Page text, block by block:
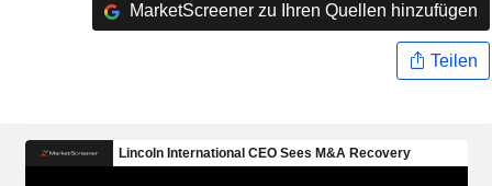
MarketScreener zu Ihren Quellen hinzufügen
Teilen